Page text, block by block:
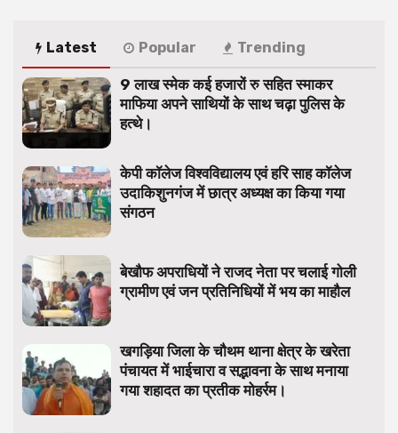
Latest Popular Trending
9 लाख स्मेक कई हजारों रु सहित स्माकर
माफिया अपने साथियों के साथ चढ़ा पुलिस के
हत्थे।
केपी कॉलेज विश्वविद्यालय एवं हरि साह कॉलेज
उदाकिशुनगंज में छात्र अध्यक्ष का किया गया
संगठन
बेखौफ अपराधियों ने राजद नेता पर चलाई गोली
ग्रामीण एवं जन प्रतिनिधियों में भय का माहौल
खगड़िया जिला के चौथम थाना क्षेत्र के खरेता
पंचायत में भाईचारा व सद्भावना के साथ मनाया
गया शहादत का प्रतीक मोहर्रम।